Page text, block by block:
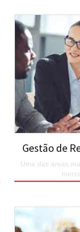
Gestão de
Uma das áreas